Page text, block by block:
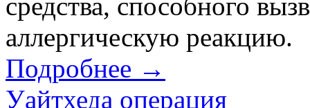
аллергическую реакцию.
Подробнее →
Уайтхеда операция